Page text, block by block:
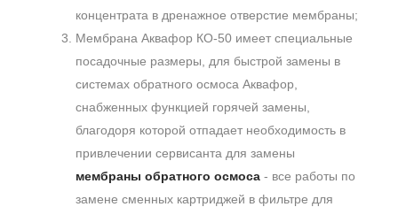
концентрата в дренажное отверстие мембраны;
Мембрана Аквафор КО-50 имеет специальные
посадочные размеры, для быстрой замены в
системах обратного осмоса Аквафор,
снабженных функцией горячей замены,
благодоря которой отпадает необходимость в
привлечении сервисанта для замены
мембраны обратного осмоса - все работы по
замене сменных картриджей в фильтре для